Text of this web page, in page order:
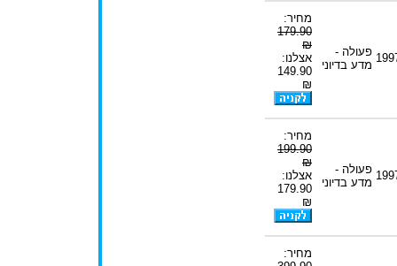
פעולה -
מדע בדיוני
מחיר:
179.90
₪
אצלנו:
149.90
₪
פעולה -
מדע בדיוני
מחיר:
199.90
₪
אצלנו:
179.90
₪
מחיר: